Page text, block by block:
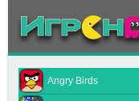
Angry Birds